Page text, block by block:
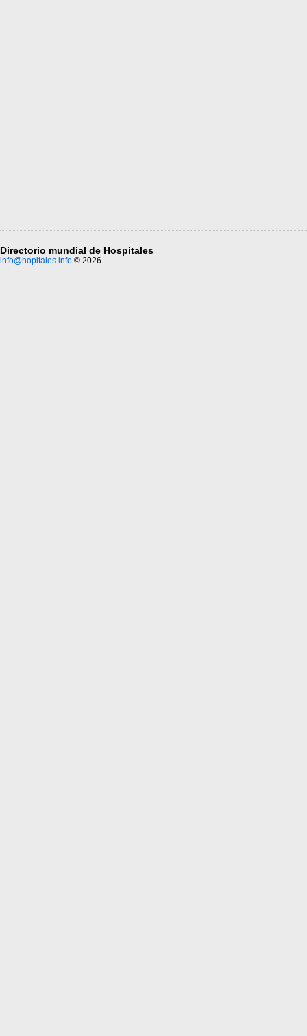
Directorio mundial de Hospitales
info@hopitales.info © 2026